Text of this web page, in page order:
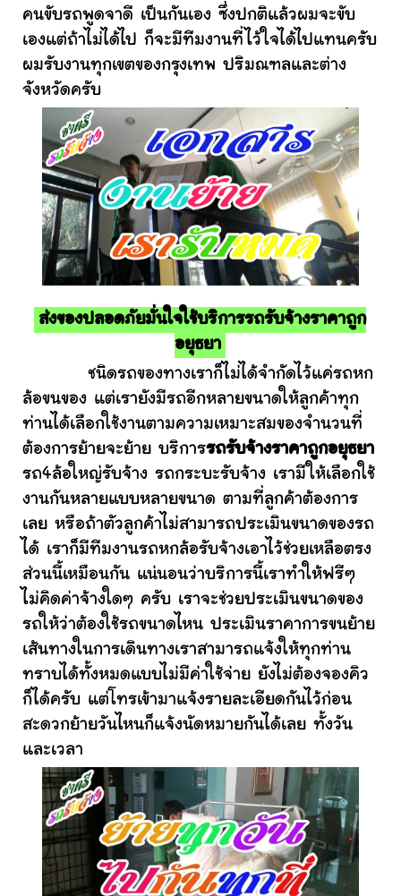
คนขับรถพูดจาดี เป็นกันเอง ซึ่งปกติแล้วผมจะขับ
เองแต่ถ้าไม่ได้ไป ก็จะมีทีมงานที่ไว้ใจได้ไปแทนครับ
ผมรับงานทุกเขตของกรุงเทพ ปริมณฑลและต่าง
จังหวัดครับ
ส่งของปลอดภัยมั่นใจใช้บริการรถรับจ้างราคาถูก
อยุธยา
ชนิดรถของทางเราก็ไม่ได้จำกัดไว้แค่รถหก
ล้อขนของ แต่เรายังมีรถอีกหลายขนาดให้ลูกค้าทุก
ท่านได้เลือกใช้งานตามความเหมาะสมของจำนวนที่
ต้องการย้ายจะย้าย บริการรถรับจ้างราคาถูกอยุธยา
รถ4ล้อใหญ่รับจ้าง รถกระบะรับจ้าง เรามีให้เลือกใช้
งานกันหลายแบบหลายขนาด ตามที่ลูกค้าต้องการ
เลย หรือถ้าตัวลูกค้าไม่สามารถประเมินขนาดของรถ
ได้ เราก็มีทีมงานรถหกล้อรับจ้างเอาไว้ช่วยเหลือตรง
ส่วนนี้เหมือนกัน แน่นอนว่าบริการนี้เราทำให้ฟรีๆ
ไม่คิดค่าจ้างใดๆ ครับ เราจะช่วยประเมินขนาดของ
รถให้ว่าต้องใช้รถขนาดไหน ประเมินราคาการขนย้าย
เส้นทางในการเดินทางเราสามารถแจ้งให้ทุกท่าน
ทราบได้ทั้งหมดแบบไม่มีค่าใช้จ่าย ยังไม่ต้องจองคิว
ก็ได้ครับ แต่โทรเข้ามาแจ้งรายละเอียดกันไว้ก่อน
สะดวกย้ายวันไหนก็แจ้งนัดหมายกันได้เลย ทั้งวัน
และเวลา